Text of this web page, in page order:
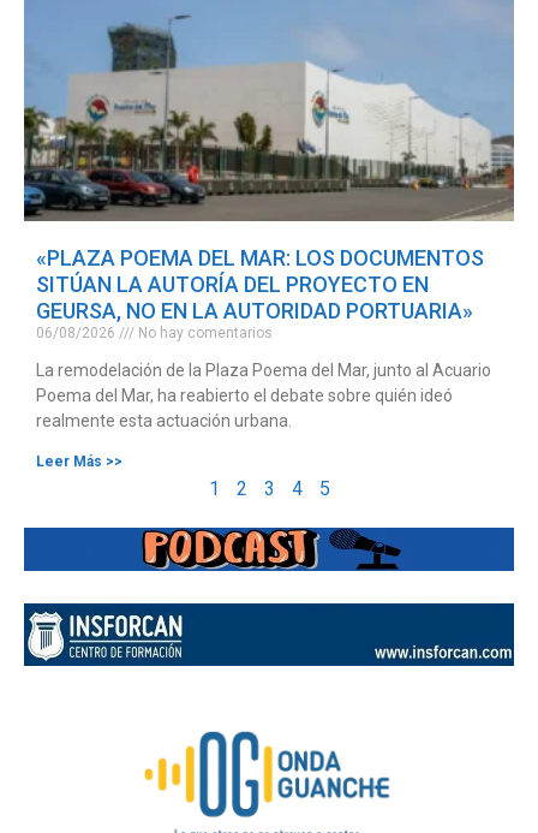
«PLAZA POEMA DEL MAR: LOS DOCUMENTOS
SITÚAN LA AUTORÍA DEL PROYECTO EN
GEURSA, NO EN LA AUTORIDAD PORTUARIA»
06/08/2026 No hay comentarios
La remodelación de la Plaza Poema del Mar, junto al Acuario
Poema del Mar, ha reabierto el debate sobre quién ideó
realmente esta actuación urbana.
Leer Más >>
1 2 3 4 5